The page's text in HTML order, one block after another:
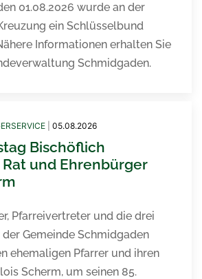
01.08.2026 wurde an der
ein Schlüsselbund
Informationen erhalten Sie
Schmidgaden.
05.08.2026
Bischöflich
und Ehrenbürger
Pfarreivertreter und die drei
Gemeinde Schmidgaden
ehemaligen Pfarrer und ihren
Scherm, um seinen 85.